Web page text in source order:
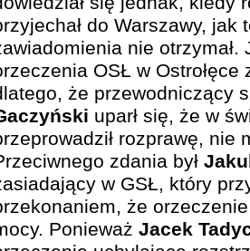
do Warszawy,
nie
OSŁ w Ostrołęce
że przewodniczący
uparł się, że w
rozprawę, nie
zdania był
w GSŁ, który
że
Ponieważ Jacek